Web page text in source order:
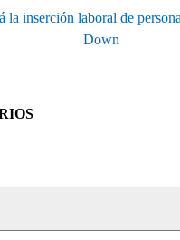
inserción laboral de
Down